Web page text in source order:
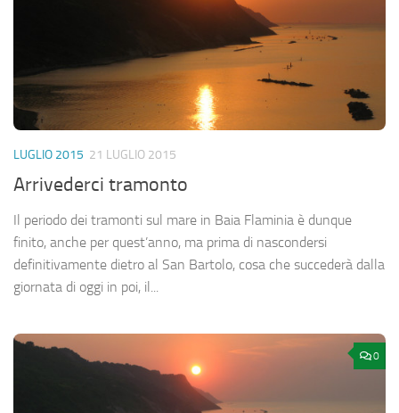
LUGLIO 2015 21 LUGLIO 2015
Arrivederci tramonto
Il periodo dei tramonti sul mare in Baia Flaminia è dunque
finito, anche per quest’anno, ma prima di nascondersi
definitivamente dietro al San Bartolo, cosa che succederà dalla
giornata di oggi in poi, il...
0